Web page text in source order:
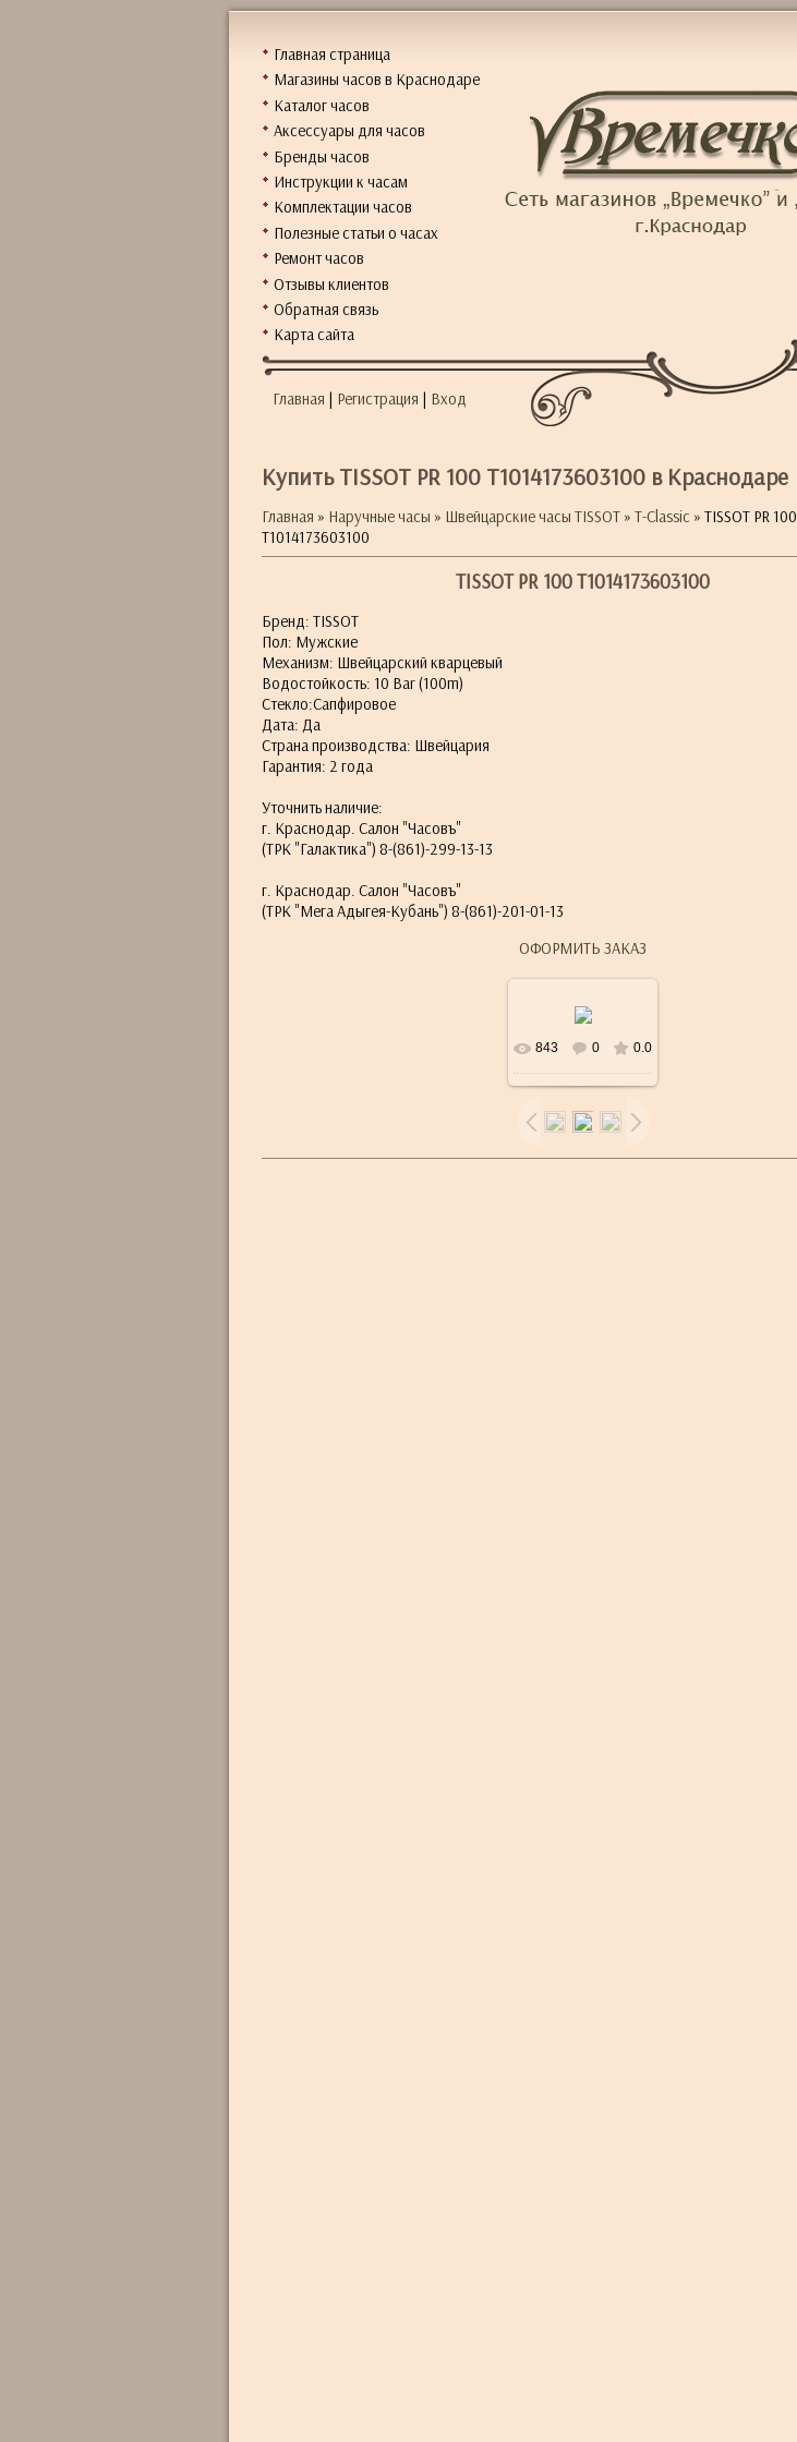
Главная страница
Магазины часов в Краснодаре
Каталог часов
Аксессуары для часов
Бренды часов
Инструкции к часам
Комплектации часов
Полезные статьи о часах
Ремонт часов
Отзывы клиентов
Обратная связь
Карта сайта
Главная | Регистрация | Вход
Купить TISSOT PR 100 T1014173603100 в Краснодаре
Главная » Наручные часы » Швейцарские часы TISSOT» T-Classic» TISSOT PR 100
T1014173603100
TISSOT PR 100 T1014173603100
Бренд: TISSOT
Пол: Мужские
Механизм: Швейцарский кварцевый
Водостойкость: 10 Bar (100m)
Стекло:Сапфировое
Дата: Да
Страна производства: Швейцария
Гарантия: 2 года
Уточнить наличие:
г. Краснодар. Салон "Часовъ"
(ТРК "Галактика") 8-(861)-299-13-13
г. Краснодар. Салон "Часовъ"
(ТРК "Мега Адыгея-Кубань") 8-(861)-201-01-13
ОФОРМИТЬ ЗАКАЗ
В реальном
53.2Kb
843 0 0.0